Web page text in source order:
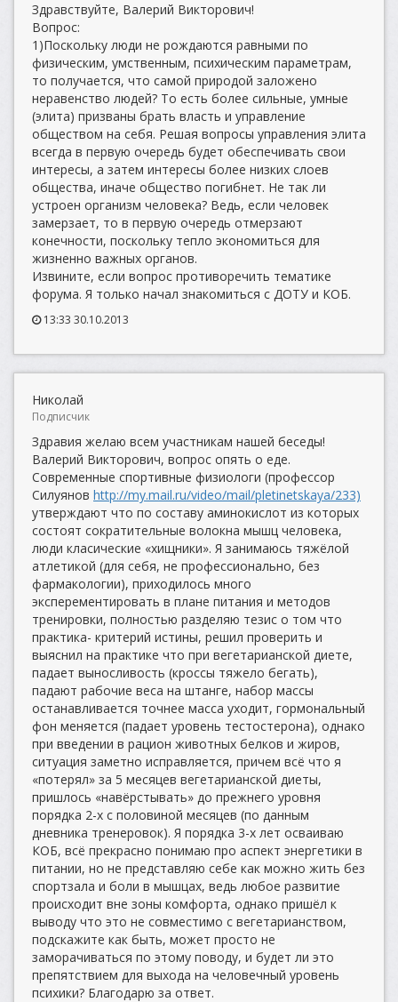
Здравствуйте, Валерий Викторович!
Вопрос:
1)Поскольку люди не рождаются равными по
физическим, умственным, психическим параметрам,
то получается, что самой природой заложено
неравенство людей? То есть более сильные, умные
(элита) призваны брать власть и управление
обществом на себя. Решая вопросы управления элита
всегда в первую очередь будет обеспечивать свои
интересы, а затем интересы более низких слоев
общества, иначе общество погибнет. Не так ли
устроен организм человека? Ведь, если человек
замерзает, то в первую очередь отмерзают
конечности, поскольку тепло экономиться для
жизненно важных органов.
Извините, если вопрос противоречить тематике
форума. Я только начал знакомиться с ДОТУ и КОБ.
13:33 30.10.2013
Николай
Подписчик
Здравия желаю всем участникам нашей беседы!
Валерий Викторович, вопрос опять о еде.
Современные спортивные физиологи (профессор
Силуянов http://my.mail.ru/video/mail/pletinetskaya/233)
утверждают что по составу аминокислот из которых
состоят сократительные волокна мышц человека,
люди класические «хищники». Я занимаюсь тяжёлой
атлетикой (для себя, не профессионально, без
фармакологии), приходилось много
эксперементировать в плане питания и методов
тренировки, полностью разделяю тезис о том что
практика- критерий истины, решил проверить и
выяснил на практике что при вегетарианской диете,
падает выносливость (кроссы тяжело бегать),
падают рабочие веса на штанге, набор массы
останавливается точнее масса уходит, гормональный
фон меняется (падает уровень тестостерона), однако
при введении в рацион животных белков и жиров,
ситуация заметно исправляется, причем всё что я
«потерял» за 5 месяцев вегетарианской диеты,
пришлось «навёрстывать» до прежнего уровня
порядка 2-х с половиной месяцев (по данным
дневника тренеровок). Я порядка 3-х лет осваиваю
КОБ, всё прекрасно понимаю про аспект энергетики в
питании, но не представляю себе как можно жить без
спортзала и боли в мышцах, ведь любое развитие
происходит вне зоны комфорта, однако пришёл к
выводу что это не совместимо с вегетарианством,
подскажите как быть, может просто не
заморачиваться по этому поводу, и будет ли это
препятствием для выхода на человечный уровень
психики? Благодарю за ответ.